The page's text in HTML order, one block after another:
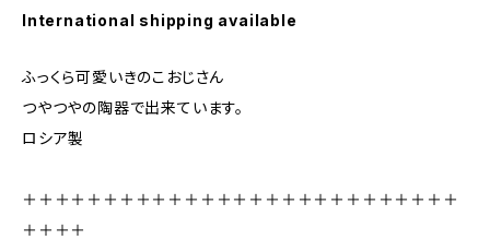
International shipping available
ふっくら可愛いきのこおじさん
つやつやの陶器で出来ています。
ロシア製
＋＋＋＋＋＋＋＋＋＋＋＋＋＋＋＋＋＋＋＋＋＋＋＋＋＋＋
＋＋＋＋